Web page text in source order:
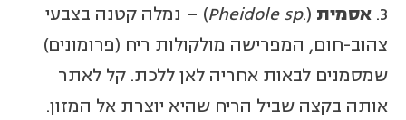
3. אסמית (.
Pheidole sp) – נמלה קטנה בצבעי
צהוב-חום, המפרישה מולקולות ריח (פרומונים)
שמסמנים לבאות אחריה לאן ללכת. קל לאתר
אותה בקצה שביל הריח שהיא יוצרת אל המזון.